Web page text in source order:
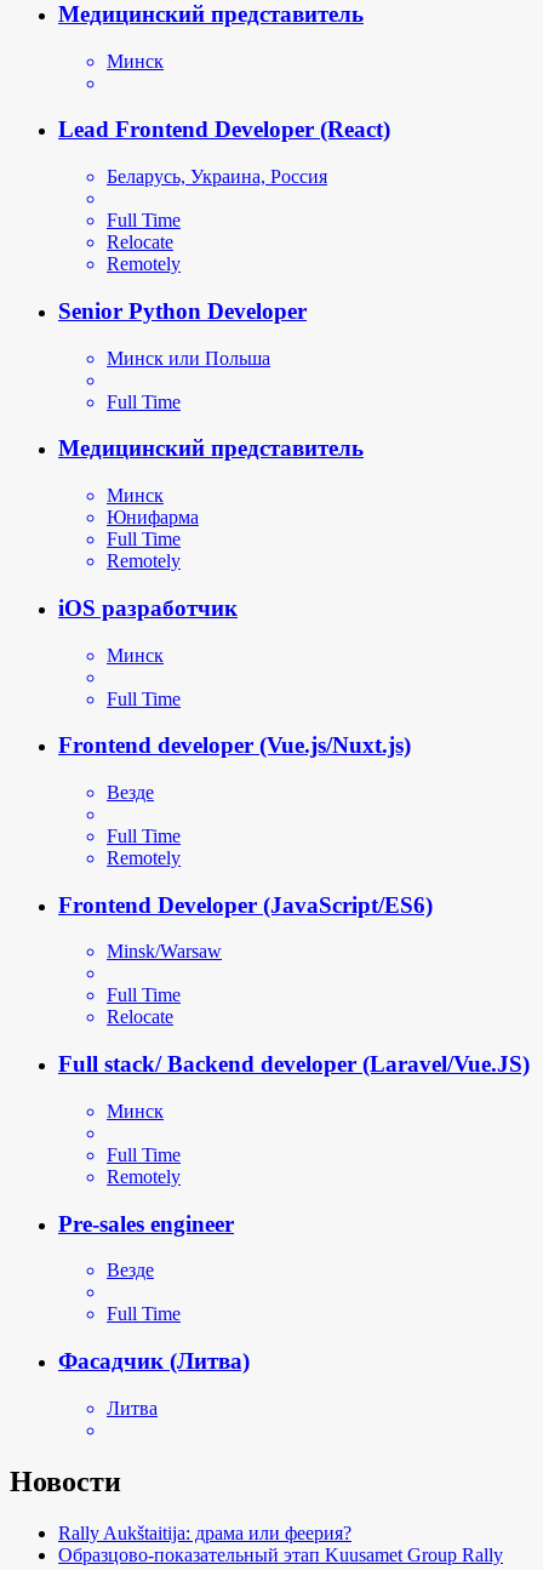
Медицинский представитель
Минск
Lead Frontend Developer (React)
Беларусь, Украина, Россия
Full Time
Relocate
Remotely
Senior Python Developer
Минск или Польша
Full Time
Медицинский представитель
Минск
Юнифарма
Full Time
Remotely
iOS разработчик
Минск
Full Time
Frontend developer (Vue.js/Nuxt.js)
Везде
Full Time
Remotely
Frontend Developer (JavaScript/ES6)
Minsk/Warsaw
Full Time
Relocate
Full stack/ Backend developer (Laravel/Vue.JS)
Минск
Full Time
Remotely
Pre-sales engineer
Везде
Full Time
Фасадчик (Литва)
Литва
Новости
Rally Aukštaitija: драма или феерия?
Образцово-показательный этап Kuusamet Group Rally